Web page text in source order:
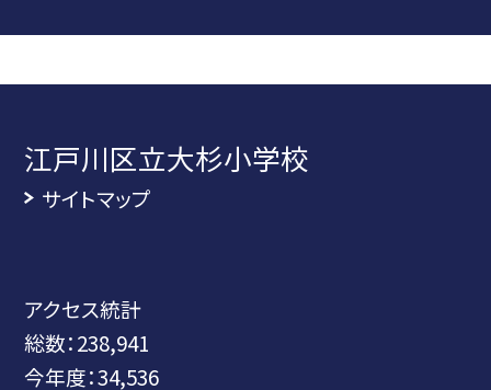
江戸川区立大杉小学校
サイトマップ
アクセス統計
総数：238,941
今年度：34,536